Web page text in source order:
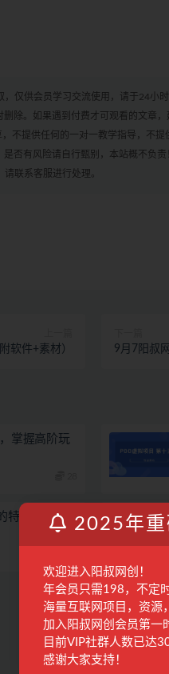
仅供会员学习交流使用，请于24小
除。如果遇到付费才可观看的文章，
不提供任何的一对一教学指导，不
否有风险请自行甄别，本站概不负责
联系客服进行处理。
软件+素材） 9月7阳叔
掌握高阶玩
特邀会议81
2025年重
欢迎进入阳叔网创！
年会员只需198，不定
海量互联网项目，资源
加入阳叔网创会员第一
目前VIP社群人数已达
感谢大家支持！